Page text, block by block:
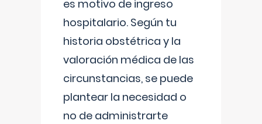
es motivo de ingreso
hospitalario. Según tu
historia obstétrica y la
valoración médica de las
circunstancias, se puede
plantear la necesidad o
no de administrarte